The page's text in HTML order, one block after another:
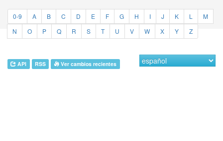
0-9 A B C D E F G H I J K L
M
N
O P Q R S T U V W X Y Z
API RSS Ver cambios recientes